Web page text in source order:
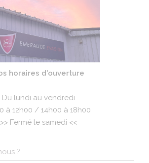
horaires d'ouverture
Du lundi au vendredi
à 12h00 / 14h00 à 18h00
>> Fermé le samedi <<
?